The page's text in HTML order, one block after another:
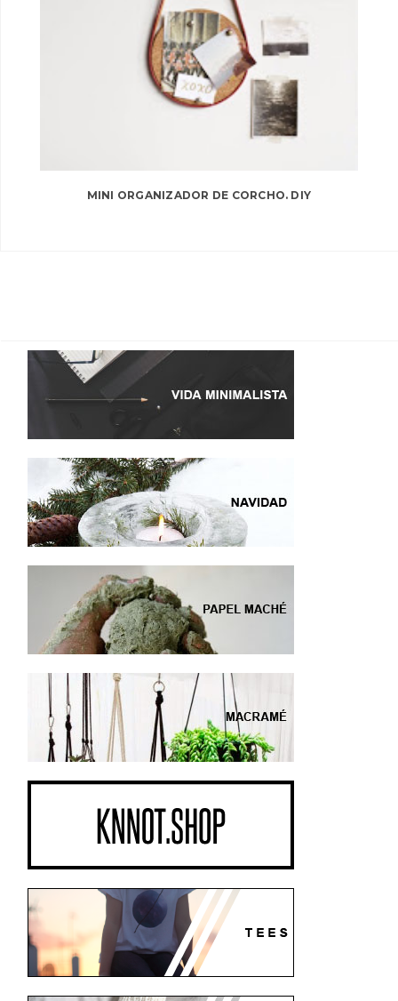
MINI ORGANIZADOR DE CORCHO. DIY